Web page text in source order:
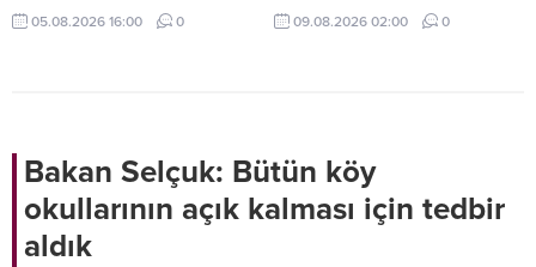
yer değiştirme başvurusunda
bulunan kadrolu öğretmenlerin
05.08.2026 16:00 0
Gazete'de yer alan karara göre
öğrenci affından yararlanmak
09.08.2026 02:00 0
Bakan Selçuk: Bütün köy
okullarının açık kalması için tedbir
aldık